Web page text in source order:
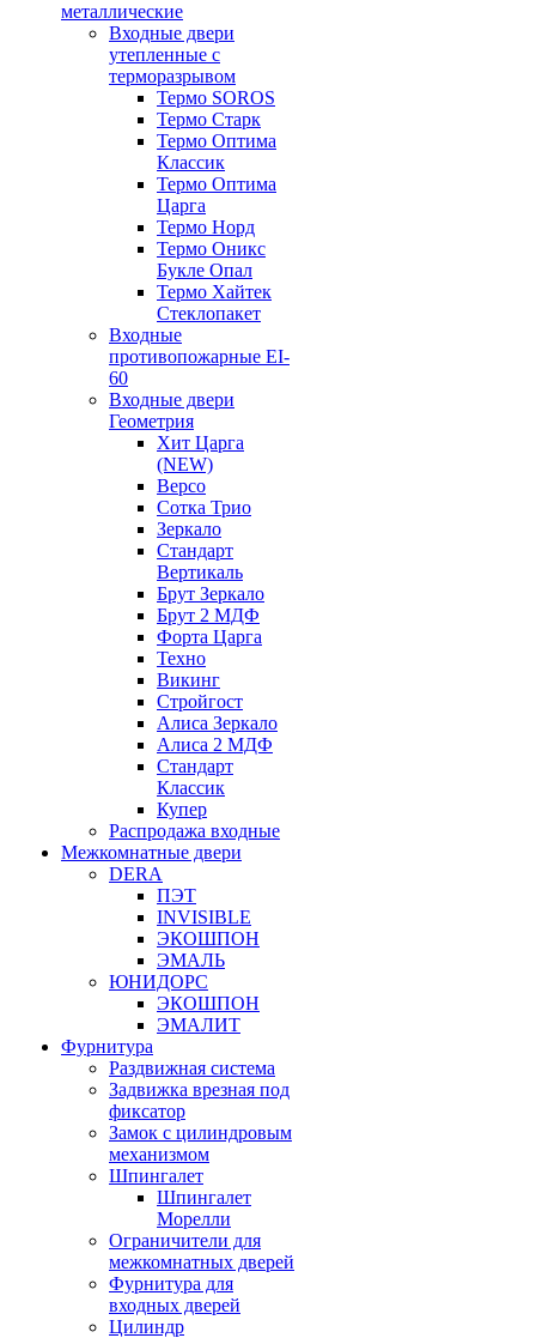
металлические
Входные двери
утепленные с
терморазрывом
Термо SOROS
Термо Старк
Термо Оптима
Классик
Термо Оптима
Царга
Термо Норд
Термо Оникс
Букле Опал
Термо Хайтек
Стеклопакет
Входные
противопожарные EI-
60
Входные двери
Геометрия
Хит Царга
(NEW)
Версо
Сотка Трио
Зеркало
Стандарт
Вертикаль
Брут Зеркало
Брут 2 МДФ
Форта Царга
Техно
Викинг
Стройгост
Алиса Зеркало
Алиса 2 МДФ
Стандарт
Классик
Купер
Распродажа входные
Межкомнатные двери
DERA
ПЭТ
INVISIBLE
ЭКОШПОН
ЭМАЛЬ
ЮНИДОРС
ЭКОШПОН
ЭМАЛИТ
Фурнитура
Раздвижная система
Задвижка врезная под
фиксатор
Замок с цилиндровым
механизмом
Шпингалет
Шпингалет
Морелли
Ограничители для
межкомнатных дверей
Фурнитура для
входных дверей
Цилиндр